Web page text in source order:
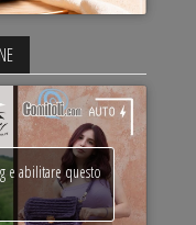
e abilitare questo